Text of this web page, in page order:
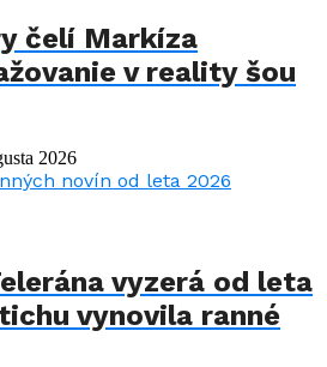
čelí Markíza
v reality šou
2026
vyzerá od leta
vynovila ranné